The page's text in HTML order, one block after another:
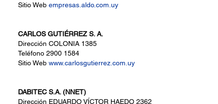
Sitio Web empresas.aldo.com.uy
CARLOS GUTIÉRREZ S. A.
Dirección COLONIA 1385
Teléfono 2900 1584
Sitio Web www.carlosgutierrez.com.uy
DABITEC S.A. (NNET)
Dirección EDUARDO VÍCTOR HAEDO 2362